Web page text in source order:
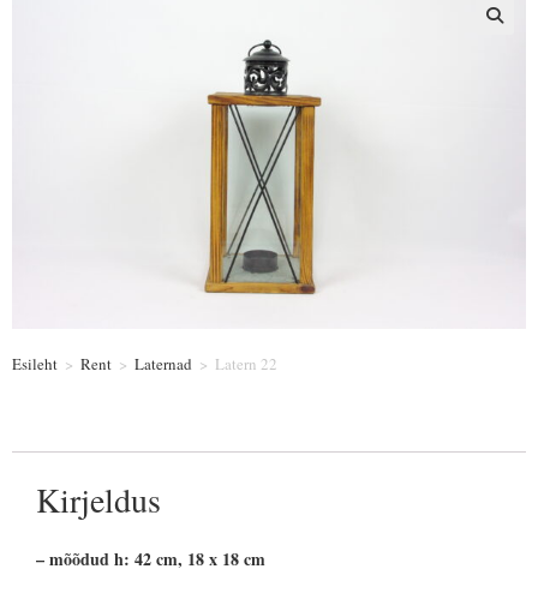
Esileht > Rent > Laternad > Latern 22
Kirjeldus
– mõõdud h: 42 cm, 18 x 18 cm